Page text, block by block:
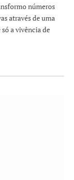
números
através de uma
a vivência de